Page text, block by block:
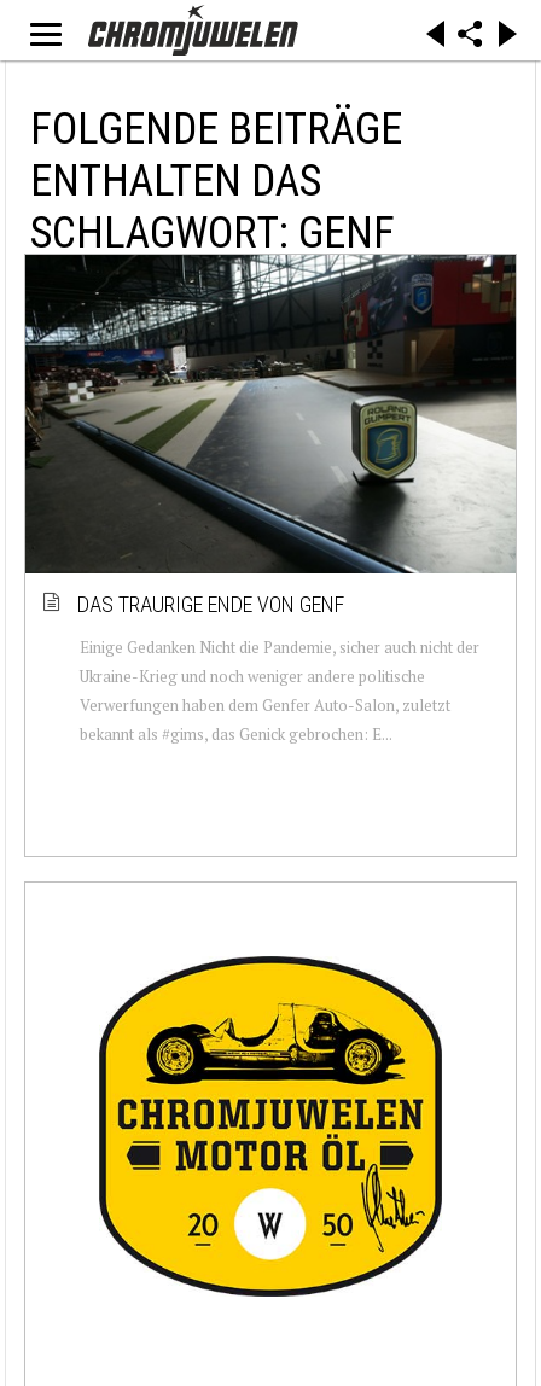
FOLGENDE BEITRÄGE
ENTHALTEN DAS
SCHLAGWORT: GENF
DAS TRAURIGE ENDE VON GENF
Einige Gedanken Nicht die Pandemie, sicher auch nicht der
Ukraine-Krieg und noch weniger andere politische
Verwerfungen haben dem Genfer Auto-Salon, zuletzt
bekannt als #gims, das Genick gebrochen: E...